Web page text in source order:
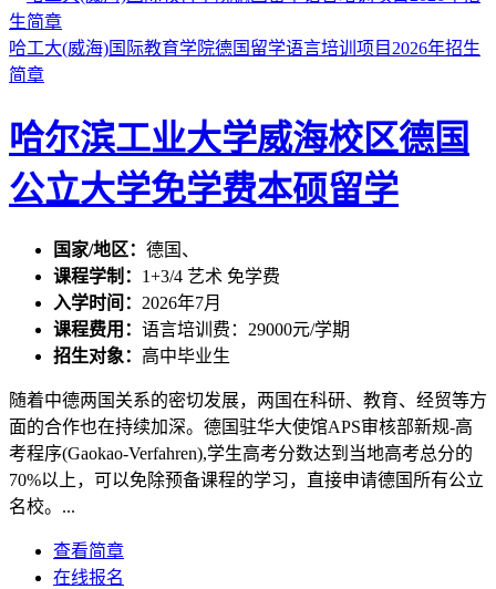
哈工大(威海)国际教育学院德国留学语言培训项目2026年招生
简章
哈尔滨工业大学威海校区德国
公立大学免学费本硕留学
国家/地区： 德国、
课程学制： 1+3/4 艺术 免学费
入学时间： 2026年7月
课程费用： 语言培训费：29000元/学期
招生对象： 高中毕业生
随着中德两国关系的密切发展，两国在科研、教育、经贸等方
面的合作也在持续加深。德国驻华大使馆APS审核部新规-高
考程序(Gaokao-Verfahren),学生高考分数达到当地高考总分的
70%以上，可以免除预备课程的学习，直接申请德国所有公立
名校。...
查看简章
在线报名